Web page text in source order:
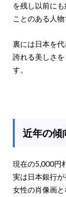
を残し以前に
ことのある人物
裏には日本を
誇れる美しさ
す。
近年の傾
現在の5,000円
実は日本銀行
女性の肖像画と